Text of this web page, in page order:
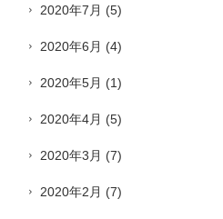
2020年7月 (5)
2020年6月 (4)
2020年5月 (1)
2020年4月 (5)
2020年3月 (7)
2020年2月 (7)